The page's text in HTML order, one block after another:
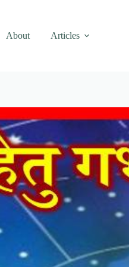
About Articles